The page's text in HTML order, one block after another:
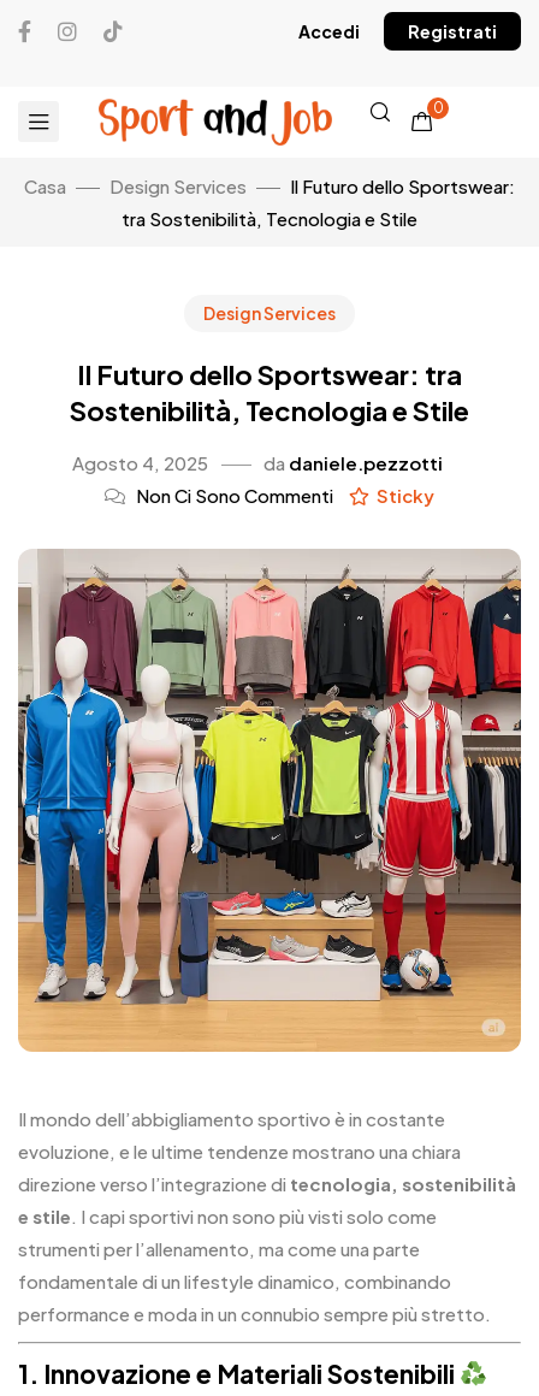
Accedi Registrati
0
Casa Design Services
Il Futuro dello Sportswear:
tra Sostenibilità, Tecnologia e Stile
Design Services
Il Futuro dello Sportswear: tra
Sostenibilità, Tecnologia e Stile
Agosto 4, 2025 da daniele.pezzotti
Non Ci Sono Commenti
Sticky
Il mondo dell’abbigliamento sportivo è in costante
evoluzione, e le ultime tendenze mostrano una chiara
direzione verso l’integrazione di tecnologia, sostenibilità
e stile. I capi sportivi non sono più visti solo come
strumenti per l’allenamento, ma come una parte
fondamentale di un lifestyle dinamico, combinando
performance e moda in un connubio sempre più stretto.
1. Innovazione e Materiali Sostenibili